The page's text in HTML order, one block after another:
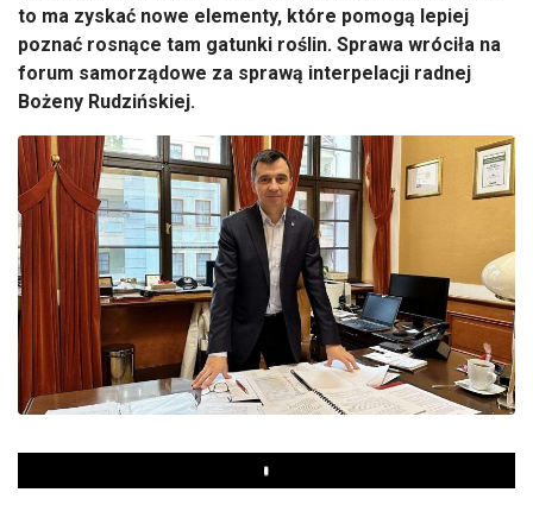
to ma zyskać nowe elementy, które pomogą lepiej
poznać rosnące tam gatunki roślin. Sprawa wróciła na
forum samorządowe za sprawą interpelacji radnej
Bożeny Rudzińskiej.
Play